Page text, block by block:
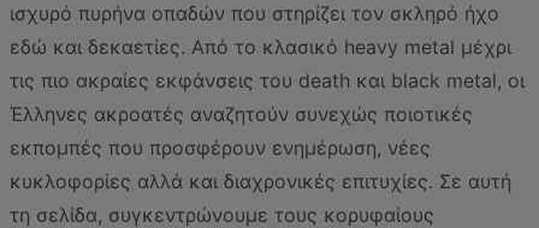
ισχυρό πυρήνα οπαδών που στηρίζει τον σκληρό ήχο
εδώ και δεκαετίες. Από το κλασικό heavy metal μέχρι
τις πιο ακραίες εκφάνσεις του death και black metal, οι
Έλληνες ακροατές αναζητούν συνεχώς ποιοτικές
εκπομπές που προσφέρουν ενημέρωση, νέες
κυκλοφορίες αλλά και διαχρονικές επιτυχίες. Σε αυτή
τη σελίδα, συγκεντρώνουμε τους κορυφαίους